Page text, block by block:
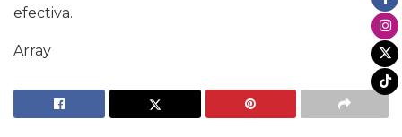
efectiva.
Array